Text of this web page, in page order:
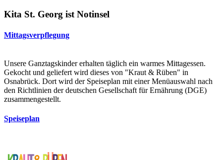
Kita St. Georg ist Notinsel
Mittagsverpflegung
Unsere Ganztagskinder erhalten täglich ein warmes Mittagessen.
Gekocht und geliefert wird dieses von "Kraut & Rüben" in
Osnabrück. Dort wird der Speiseplan mit einer Menüauswahl nach
den Richtlinien der deutschen Gesellschaft für Ernährung (DGE)
zusammengestellt.
Speiseplan